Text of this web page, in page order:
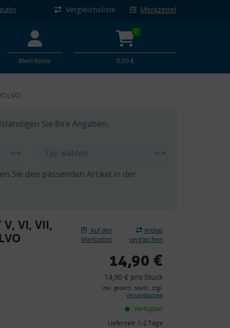
Vergleichsliste Merkzettel
Mein Konto
0
0,00 €
Sie Ihre Angaben.
Sie den passenden Artikel in der
VI, VII,
Auf den
Merkzettel
Artikel
vergleichen
14,90 €
14,90 € pro Stück
inkl. gesetzl. MwSt., zzgl.
Versandkosten
Verfügbar
Lieferzeit: 1-2 Tage